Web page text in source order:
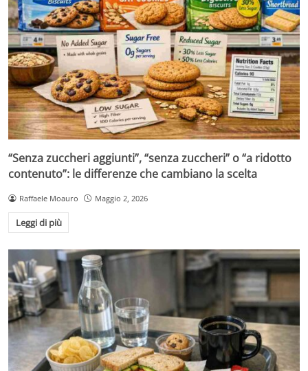
“Senza zuccheri aggiunti”, “senza zuccheri” o “a ridotto
contenuto”: le differenze che cambiano la scelta
Raffaele Moauro Maggio 2, 2026
Leggi di più